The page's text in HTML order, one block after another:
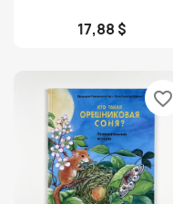
17,88 $
favorite_border